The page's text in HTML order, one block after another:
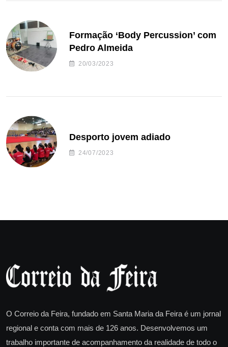
Formação ‘Body Percussion’ com
Pedro Almeida
20/03/2023
Desporto jovem adiado
24/07/2023
O Correio da Feira, fundado em Santa Maria da Feira é um jornal
regional e conta com mais de 126 anos. Desenvolvemos um
trabalho importante de acompanhamento da realidade de todo o